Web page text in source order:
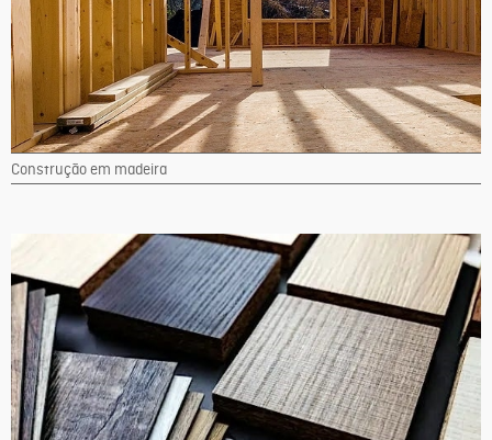
Construção em madeira